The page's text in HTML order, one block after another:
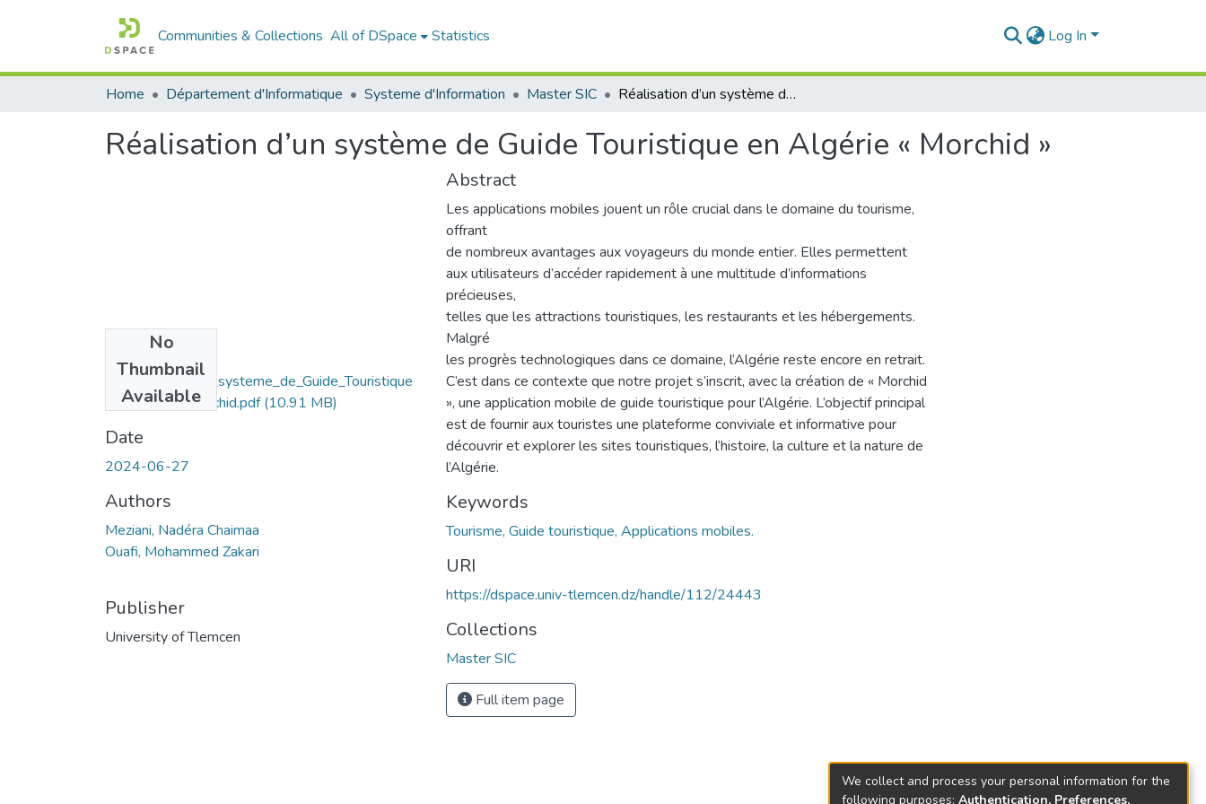
Communities & Collections All of DSpace Statistics Log In
Home Département d'Informatique Systeme d'Information Master SIC Réalisation d’un système de Guide Touristique en Algérie « Morchid »
Réalisation d’un système de Guide Touristique en Algérie « Morchid »
No
Thumbnail
Available
Realisation_d_un_systeme_de_Guide_Touristique
_en_Algerie_Morchid.pdf(10.91 MB)
Date
2024-06-27
Authors
Meziani, Nadéra Chaimaa
Ouafi, Mohammed Zakari
Publisher
University of Tlemcen
Abstract
Les applications mobiles jouent un rôle crucial dans le domaine du tourisme,
offrant
de nombreux avantages aux voyageurs du monde entier. Elles permettent
aux utilisateurs d’accéder rapidement à une multitude d’informations
précieuses,
telles que les attractions touristiques, les restaurants et les hébergements.
Malgré
les progrès technologiques dans ce domaine, l’Algérie reste encore en retrait.
C’est dans ce contexte que notre projet s’inscrit, avec la création de « Morchid
», une application mobile de guide touristique pour l’Algérie. L’objectif principal
est de fournir aux touristes une plateforme conviviale et informative pour
découvrir et explorer les sites touristiques, l’histoire, la culture et la nature de
l’Algérie.
Keywords
Tourisme, Guide touristique, Applications mobiles.
URI
https://dspace.univ-tlemcen.dz/handle/112/24443
Collections
Master SIC
Full item page
We collect and process your personal information for the
following purposes: Authentication, Preferences,